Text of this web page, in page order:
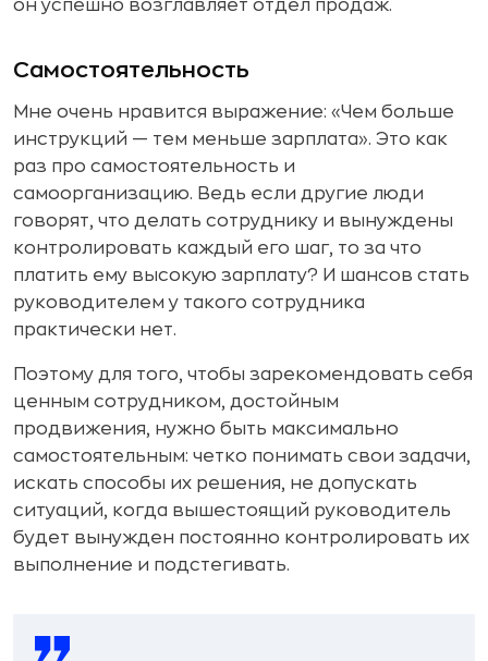
он успешно возглавляет отдел продаж.
Самостоятельность
Мне очень нравится выражение: «Чем больше
инструкций — тем меньше зарплата». Это как
раз про самостоятельность и
самоорганизацию. Ведь если другие люди
говорят, что делать сотруднику и вынуждены
контролировать каждый его шаг, то за что
платить ему высокую зарплату? И шансов стать
руководителем у такого сотрудника
практически нет.
Поэтому для того, чтобы зарекомендовать себя
ценным сотрудником, достойным
продвижения, нужно быть максимально
самостоятельным: четко понимать свои задачи,
искать способы их решения, не допускать
ситуаций, когда вышестоящий руководитель
будет вынужден постоянно контролировать их
выполнение и подстегивать.